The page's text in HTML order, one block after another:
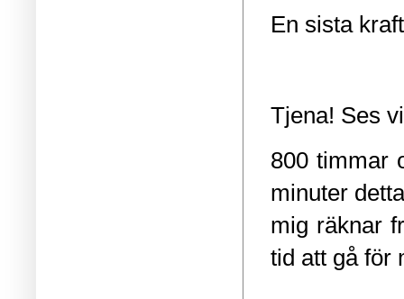
En sista
Tjena! Ses
800 timmar
minuter
mig räknar
tid att gå för